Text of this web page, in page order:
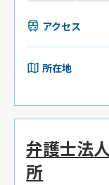
アクセス
所在地
弁護士法
所